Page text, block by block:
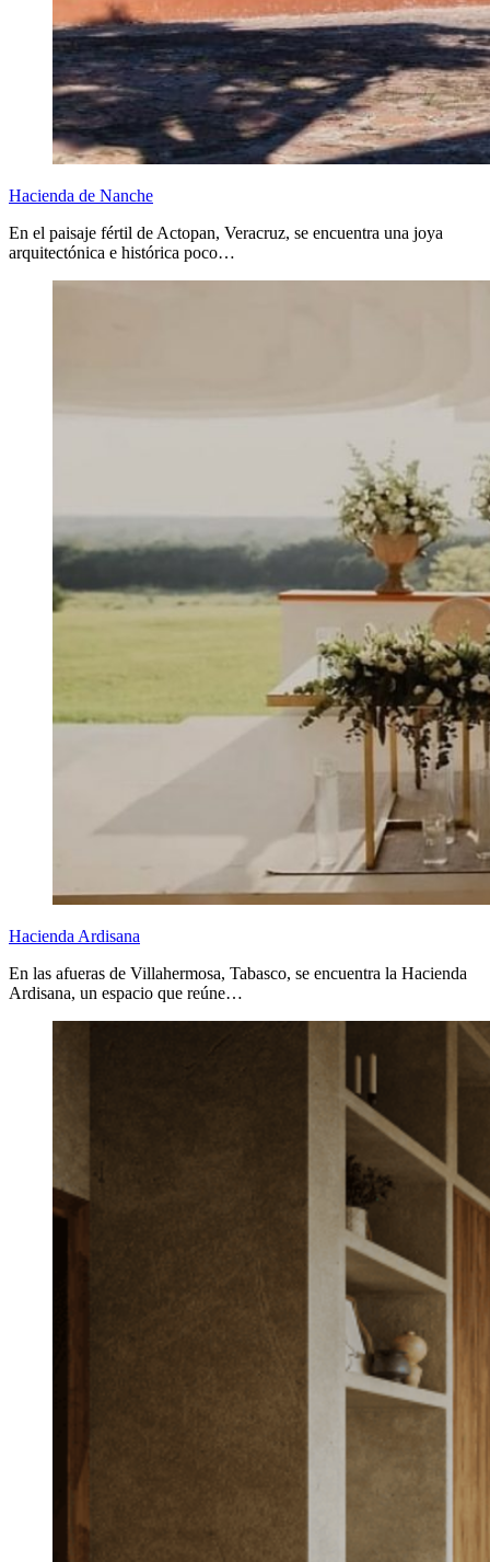
Hacienda de Nanche
En el paisaje fértil de Actopan, Veracruz, se encuentra una joya
arquitectónica e histórica poco…
Hacienda Ardisana
En las afueras de Villahermosa, Tabasco, se encuentra la Hacienda
Ardisana, un espacio que reúne…